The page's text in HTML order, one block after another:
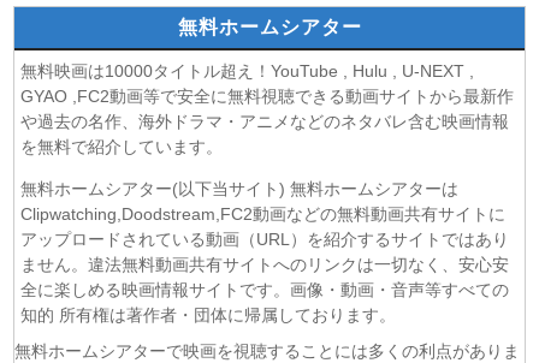
領民0人スタートの辺境領主様 第6話
(07/08)しもべの王子様 第6話
(07/08)転生したらスライムだった件 第4期 第17話
(07/08) 金曜ロードショー 動画 2026年8月7日
(07/08)Tシャツが乾くまで 第5話
(07/08) 乙女怪獣キャラメリゼ 第6話
(07/08) チョッちゃん 第87話
(07/08)ひまわり 第95話
(07/08)マッサン 第19話
(07/08)風、薫る 第95話
(07/08)夫婦と16歳〜狂気の隣人〜 第6話
無料ホームシアター
無料映画は10000タイトル超え！YouTube , Hulu , U-NEXT ,
GYAO ,FC2動画等で安全に無料視聴できる動画サイトから最新作
や過去の名作、海外ドラマ・アニメなどのネタバレ含む映画情報
を無料で紹介しています。
無料ホームシアター(以下当サイト) 無料ホームシアターは
Clipwatching,Doodstream,FC2動画などの無料動画共有サイトに
アップロードされている動画（URL）を紹介するサイトではあり
ません。違法無料動画共有サイトへのリンクは一切なく、安心安
全に楽しめる映画情報サイトです。画像・動画・音声等すべての
知的 所有権は著作者・団体に帰属しております。
無料ホームシアターで映画を視聴することには多くの利点がありま